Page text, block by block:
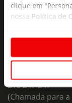
clique em
nossa Política de
Fale Connosco
Formulário de
218 247 247
(Chamada para